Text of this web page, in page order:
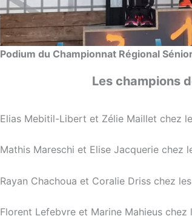
Podium du Championnat Régional
Les champions
Elias Mebitil-Libert et Zélie Maillet chez
Mathis Mareschi et Elise Jacquerie chez
Rayan Chachoua et Coralie Driss chez
Florent Lefebvre et Marine Mahieus chez